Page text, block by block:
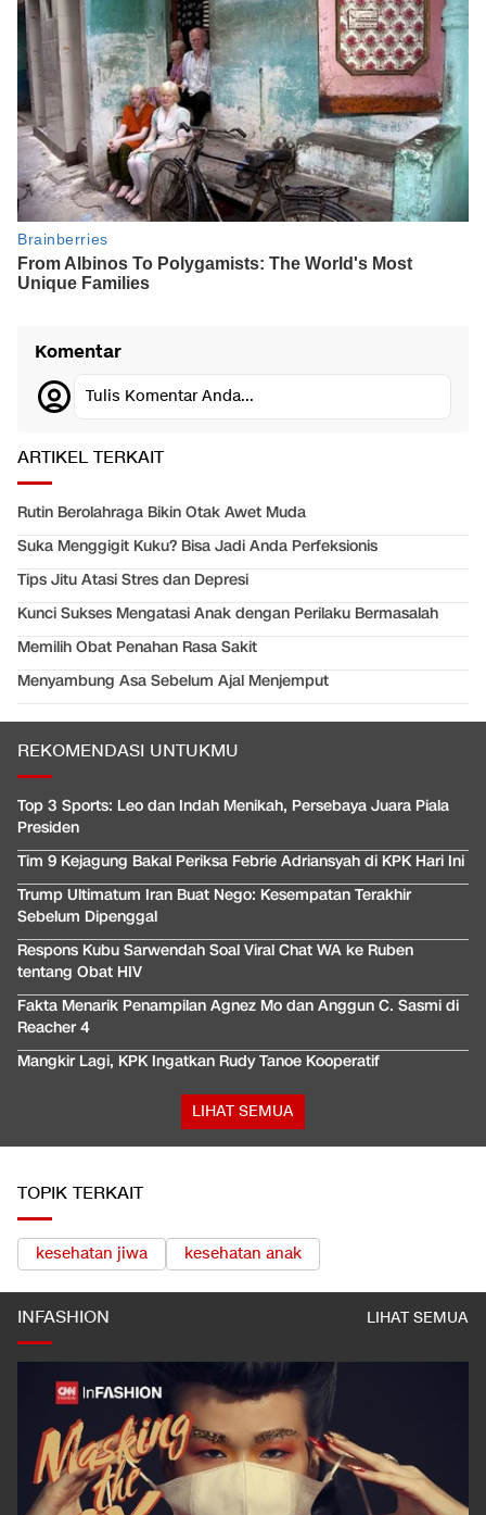
Komentar
Tulis Komentar Anda...
ARTIKEL TERKAIT
Rutin Berolahraga Bikin Otak Awet Muda
Suka Menggigit Kuku? Bisa Jadi Anda Perfeksionis
Tips Jitu Atasi Stres dan Depresi
Kunci Sukses Mengatasi Anak dengan Perilaku Bermasalah
Memilih Obat Penahan Rasa Sakit
Menyambung Asa Sebelum Ajal Menjemput
REKOMENDASI UNTUKMU
Top 3 Sports: Leo dan Indah Menikah, Persebaya Juara Piala
Presiden
Tim 9 Kejagung Bakal Periksa Febrie Adriansyah di KPK Hari Ini
Trump Ultimatum Iran Buat Nego: Kesempatan Terakhir
Sebelum Dipenggal
Respons Kubu Sarwendah Soal Viral Chat WA ke Ruben
tentang Obat HIV
Fakta Menarik Penampilan Agnez Mo dan Anggun C. Sasmi di
Reacher 4
Mangkir Lagi, KPK Ingatkan Rudy Tanoe Kooperatif
LIHAT SEMUA
TOPIK TERKAIT
kesehatan jiwa kesehatan anak
INFASHION LIHAT SEMUA